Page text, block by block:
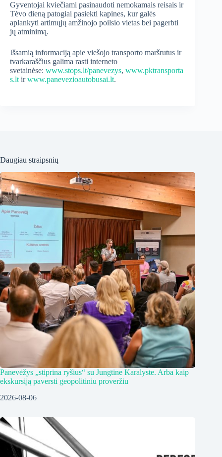
Gyventojai kviečiami pasinaudoti nemokamais reisais ir
Tėvo dieną patogiai pasiekti kapines, kur galės
aplankyti artimųjų amžinojo poilsio vietas bei pagerbti
jų atminimą.
Išsamią informaciją apie viešojo transporto maršrutus ir
tvarkaraščius galima rasti interneto
svetainėse: www.stops.lt/panevezys, www.pktransporta
s.lt irwww.panevezioautobusai.lt.
Daugiau straipsnių
Panevėžys „stiprina ryšius“ su Jungtine Karalyste. Arba kaip
ekskursiją paversti geopolitiniu proveržiu
2026-08-06